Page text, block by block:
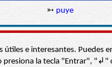
➳ puye
e interesantes.
presiona la tecla "Entrar",